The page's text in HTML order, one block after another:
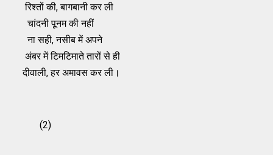
रिश्‍तों की, बागबानी कर ली
चांदनी पूनम की नहीं
ना सही, नसीब में अपने
अंबर में टिमटिमाते तारों से ही
दीवाली, हर अमावस कर ली।
(2)